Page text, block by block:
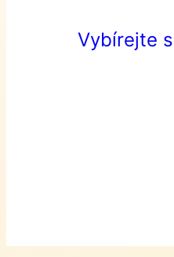
Vybírejte